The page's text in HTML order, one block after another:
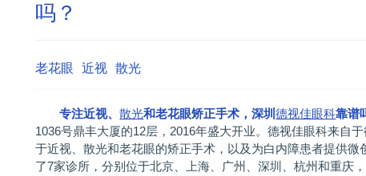
吗？
老花眼 近视 散光
专注近视、散光和老花眼矫正手术，深圳德视佳眼科靠谱
1036号鼎丰大厦的12层，2016年盛大开业。德视佳眼科来自
于近视、散光和老花眼的矫正手术，以及为白内障患者提供
了7家诊所，分别位于北京、上海、广州、深圳、杭州和重庆